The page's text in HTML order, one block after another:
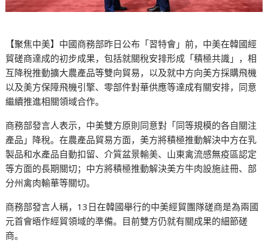
【聚焦中美】中國商務部昨日公布「習特會」前，中美在韓國經
貿磋商達成的初步成果，包括就關稅安排形成「積極共識」，相
互降稅推動擴大農產品等雙向貿易，以及就中方向美方採購飛機
以及美方保障飛機引擎、零部件對華供應等達成有關安排，同意
繼續推進相關領域合作。
商務部發言人表示，中美雙方原則同意對「同等規模的各自關注
產品」降稅。在農產品貿易方面，美方將積極推動解決中方在乳
製品和水產品自動扣留、介質盆景輸美、山東禽流感無疫區認定
等方面的長期關切；中方將積極推動解決美方牛肉設施註冊、部
分州禽肉輸華等關切。
商務部發言人稱，13日在韓國舉行的中美經貿團隊磋商是為兩國
元首會晤作經貿領域的準備。目前雙方仍就有關成果的細節磋
商。